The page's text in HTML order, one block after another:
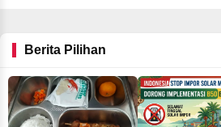
Berita Pilihan